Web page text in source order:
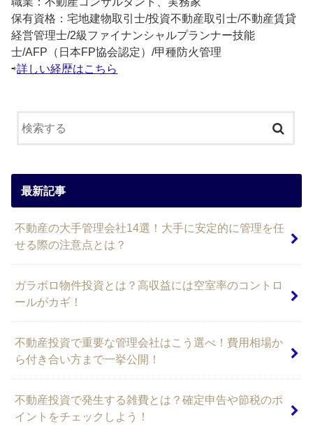
保有資格：宅地建物取引士/投資不動産取引士/不動産賃貸
経営管理士/2級ファイナンシャルプランナー技能
士/AFP（日本FP協会認定）/甲種防火管理
⇨詳しい経歴はこちら
最新記事
不動産の大手管理会社14選！大手に安定的に管理を任
せる際の注意点とは？
ガラボロ物件投資とは？高収益には空室率のコントロ
ールがカギ！
不動産投資で重要な管理会社はこう選べ！費用相場か
ら付き合い方まで一挙公開！
不動産投資で発生する雑費とは？確定申告や節税のポ
イントをチェックしよう！